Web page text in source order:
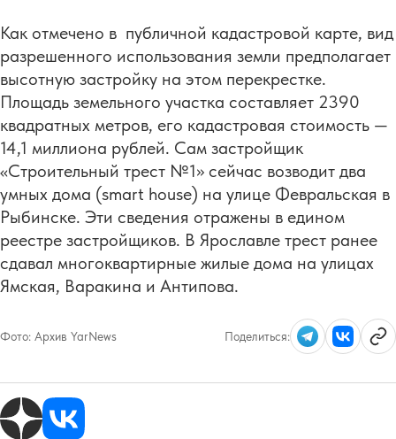
Как отмечено в публичной кадастровой карте, вид
разрешенного использования земли предполагает
высотную застройку на этом перекрестке.
Площадь земельного участка составляет 2390
квадратных метров, его кадастровая стоимость —
14,1 миллиона рублей. Сам застройщик
«Строительный трест №1» сейчас возводит два
умных дома (smart house) на улице Февральская в
Рыбинске. Эти сведения отражены в едином
реестре застройщиков. В Ярославле трест ранее
сдавал многоквартирные жилые дома на улицах
Ямская, Варакина и Антипова.
Фото: Архив YarNews Поделиться: